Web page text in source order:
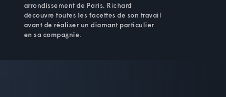
arrondissement de Paris. Richard
découvre toutes les facettes de son travail
avant de réaliser un diamant particulier
en sa compagnie.